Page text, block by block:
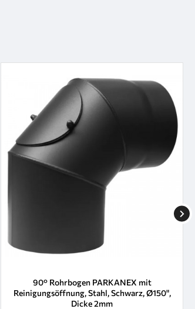
90° Rohrbogen PARKANEX mit
Reinigungsöffnung, Stahl, Schwarz, Ø150",
Dicke 2mm